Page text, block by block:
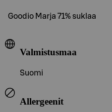
Goodio Marja 71% suklaa
Valmistusmaa
Suomi
Allergeenit